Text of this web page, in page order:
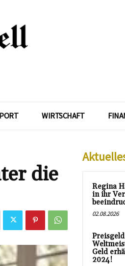
WIRTSCHAFT
die
Regina
in ihr
02.08.2026
Geld
2024!